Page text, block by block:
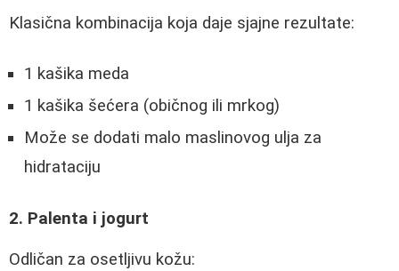
Klasična kombinacija koja daje sjajne rezultate:
1 kašika meda
1 kašika šećera (običnog ili mrkog)
Može se dodati malo maslinovog ulja za
hidrataciju
2. Palenta i jogurt
Odličan za osetljivu kožu: